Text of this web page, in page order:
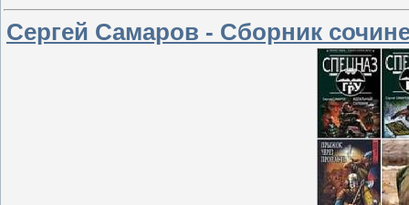
Сергей Самаров - Сборник